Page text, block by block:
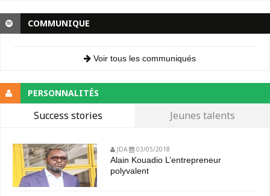
COMMUNIQUE
Voir tous les communiqués
PERSONNALITÉS
Success stories Jeunes talents
JDA 03/05/2018
Alain Kouadio L’entrepreneur
polyvalent